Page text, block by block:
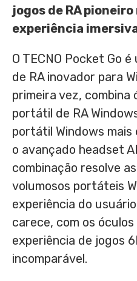
jogos de RA
experiência
O TECNO Pocket Go
de RA inovador para
primeira vez, combina
portátil de RA
portátil Windows
o avançado headset
combinação resolve
volumosos portáteis
experiência do
carece, com os óculos
experiência de jogos
incomparável.